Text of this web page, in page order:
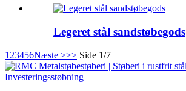
Legeret stål sandstøbegods
1 23456Næste >>> Side 1/7